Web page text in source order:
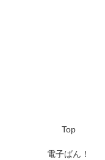
Top
電子ばん！